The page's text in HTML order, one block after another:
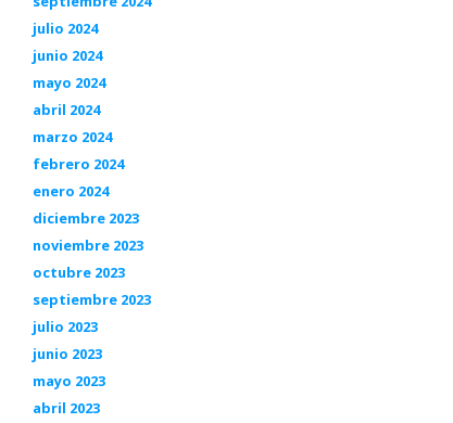
julio 2024
junio 2024
mayo 2024
abril 2024
marzo 2024
febrero 2024
enero 2024
diciembre 2023
noviembre 2023
octubre 2023
septiembre 2023
julio 2023
junio 2023
mayo 2023
abril 2023